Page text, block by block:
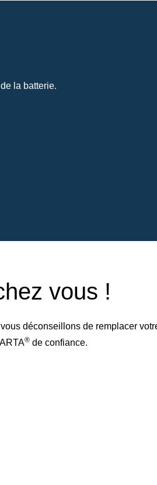
la batterie.
vous !
déconseillons de remplacer
® de confiance.